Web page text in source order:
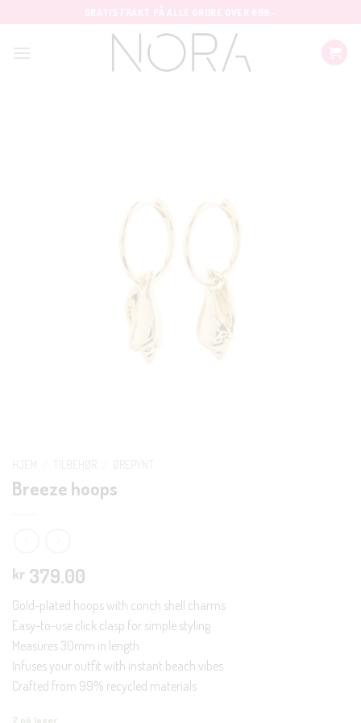
Breeze hoops
kr 379.00
Gold-plated hoops with conch shell charms
Easy-to-use click clasp for simple styling
Measures 30mm in length
Infuses your outfit with instant beach vibes
Crafted from 99% recycled materials
2 på lager